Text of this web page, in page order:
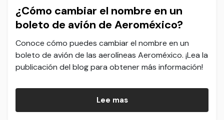
¿Cómo cambiar el nombre en un
boleto de avión de Aeroméxico?
Conoce cómo puedes cambiar el nombre en un
boleto de avión de las aerolíneas Aeroméxico. ¡Lea la
publicación del blog para obtener más información!
Lee mas